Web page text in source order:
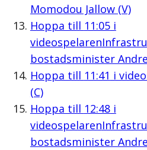
Momodou Jallow (V)
Hoppa till 11:05i
videospelaren
bostadsminister
Hoppa till 11:41 i
(C)
Hoppa till 12:48i
videospelaren
bostadsminister